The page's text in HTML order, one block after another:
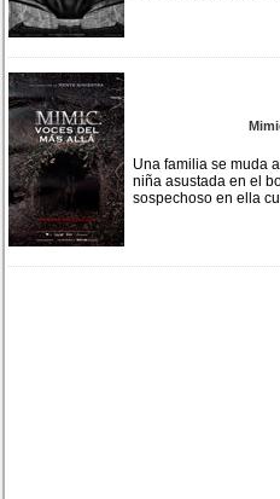
Una familia se muda
niña asustada en el
sospechoso en ella